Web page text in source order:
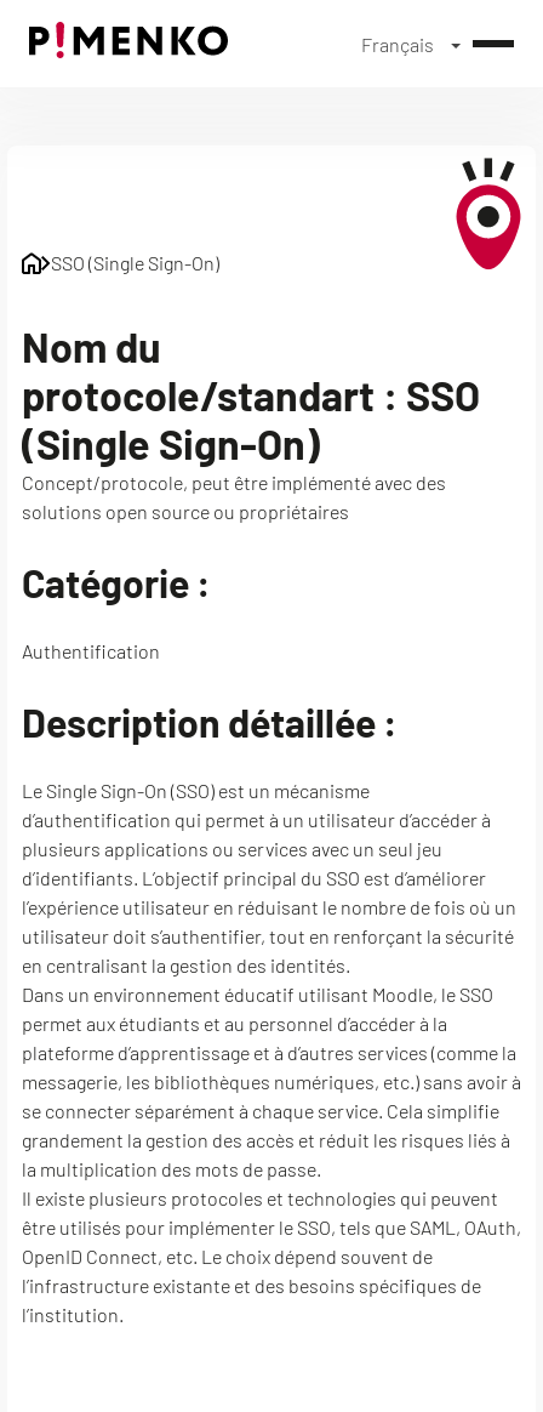
Français
SSO (Single Sign-On)
Nom du
protocole/standart : SSO
(Single Sign-On)
Concept/protocole, peut être implémenté avec des
solutions open source ou propriétaires
Catégorie :
Authentification
Description détaillée :
Le Single Sign-On (SSO) est un mécanisme
d’authentification qui permet à un utilisateur d’accéder à
plusieurs applications ou services avec un seul jeu
d’identifiants. L’objectif principal du SSO est d’améliorer
l’expérience utilisateur en réduisant le nombre de fois où un
utilisateur doit s’authentifier, tout en renforçant la sécurité
en centralisant la gestion des identités.
Dans un environnement éducatif utilisant Moodle, le SSO
permet aux étudiants et au personnel d’accéder à la
plateforme d’apprentissage et à d’autres services (comme la
messagerie, les bibliothèques numériques, etc.) sans avoir à
se connecter séparément à chaque service. Cela simplifie
grandement la gestion des accès et réduit les risques liés à
la multiplication des mots de passe.
Il existe plusieurs protocoles et technologies qui peuvent
être utilisés pour implémenter le SSO, tels que SAML, OAuth,
OpenID Connect, etc. Le choix dépend souvent de
l’infrastructure existante et des besoins spécifiques de
l’institution.